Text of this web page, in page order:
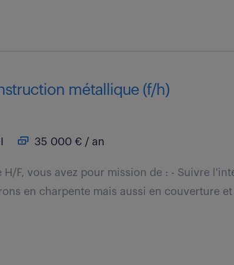
métallique (f/h)
35 000 € / an
F, vous avez pour mission de : - Suivre
en charpente mais aussi en couverture et